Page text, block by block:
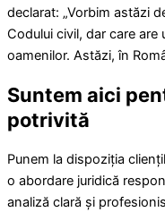
declarat: „Vorbim astăzi
Codului civil, dar care
oamenilor. Astăzi, în
Suntem aici
potrivită
Punem la dispoziția
o abordare juridică
analiză clară și